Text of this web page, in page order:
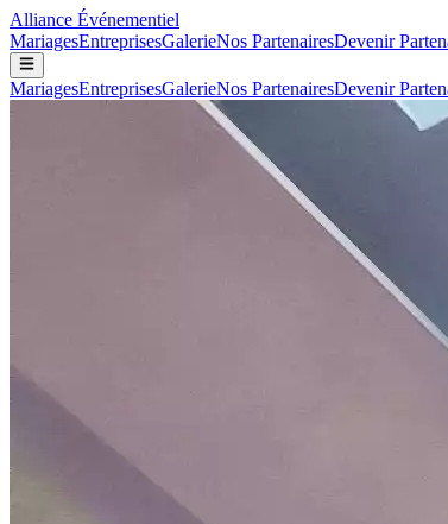
Alliance Événementiel
MariagesEntreprisesGalerieNos PartenairesDevenir
MariagesEntreprisesGalerieNos PartenairesDevenir